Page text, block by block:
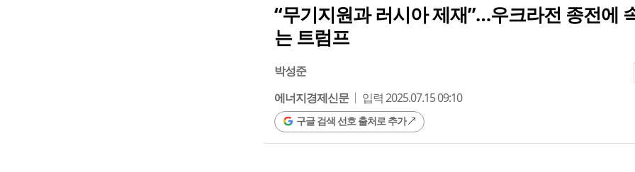
“무기지원과 러시아 제재”…우크라전 종전에
는 트럼프
박성준
에너지경제신문
입력 2025.07.15 09:10
구글 검색 선호 출처로 추가